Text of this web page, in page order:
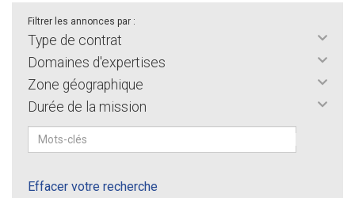
Filtrer les annonces par :
Type de contrat
Domaines d'expertises
Zone géographique
Durée de la mission
Effacer votre recherche